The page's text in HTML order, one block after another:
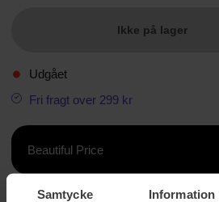
Samtycke Information
Ikke på lager
Udgået
Fri fragt over 299 kr
Beautiful Price